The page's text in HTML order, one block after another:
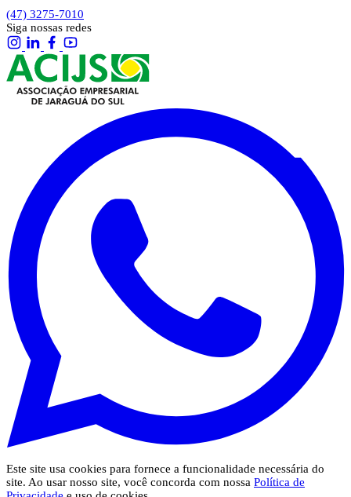
(47) 3275-7010
Siga nossas redes
Este site usa cookies para fornece a funcionalidade necessária do
site. Ao usar nosso site, você concorda com nossa Política de